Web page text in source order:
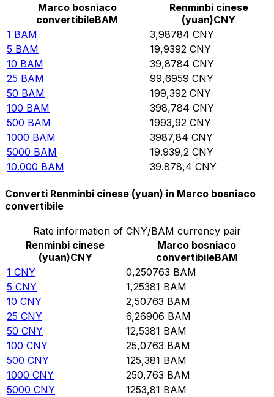
Marco bosniaco
convertibileBAM
Renminbi cinese
(yuan)CNY
1 BAM 3,98784 CNY
5 BAM 19,9392 CNY
10 BAM 39,8784 CNY
25 BAM 99,6959 CNY
50 BAM 199,392 CNY
100 BAM 398,784 CNY
500 BAM 1993,92 CNY
1000 BAM 3987,84 CNY
5000 BAM 19.939,2 CNY
10.000 BAM 39.878,4 CNY
Converti Renminbi cinese (yuan) in Marco bosniaco
convertibile
Rate information of CNY/BAM currency pair
Renminbi cinese
(yuan)CNY
Marco bosniaco
convertibileBAM
1 CNY 0,250763 BAM
5 CNY 1,25381 BAM
10 CNY 2,50763 BAM
25 CNY 6,26906 BAM
50 CNY 12,5381 BAM
100 CNY 25,0763 BAM
500 CNY 125,381 BAM
1000 CNY 250,763 BAM
5000 CNY 1253,81 BAM